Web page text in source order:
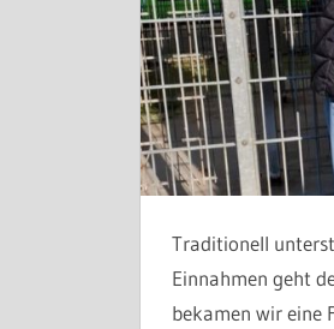
Traditionell
Einnahmen geht
bekamen wir eine